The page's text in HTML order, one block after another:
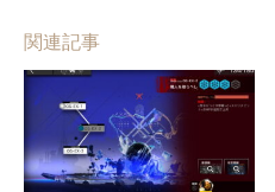
関連記事